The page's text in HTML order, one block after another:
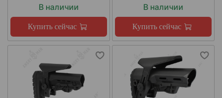
В наличии
Купить сейчас
В наличии
Купить сейчас